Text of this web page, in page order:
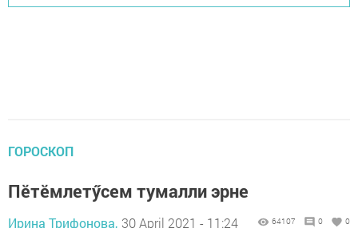
ГОРОСКОП
Пӗтӗмлетӳсем тумалли эрне
Ирина Трифонова, 30 April 2021 - 11:24 64107 0 0